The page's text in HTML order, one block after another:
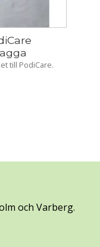
till PodiCare.
och Varberg.